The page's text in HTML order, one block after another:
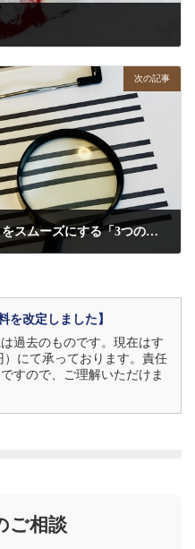
次の記事
【青森市】遺言書作成｜手続きをスムーズにする「3つのポイント」
を改定しました】
過去のものです。現在はす
）にて承っております。責任
すので、ご理解いただけま
ご相談